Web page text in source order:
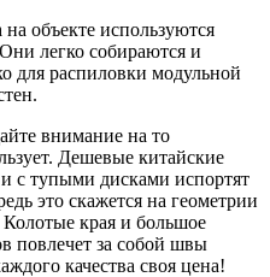
объекте используются
легко собираются и
для распиловки модульной
внимание на то
Дешевые китайские
с тупыми дисками испортят
это скажется на геометрии
края и большое
повлечет за собой швы
качества своя цена!